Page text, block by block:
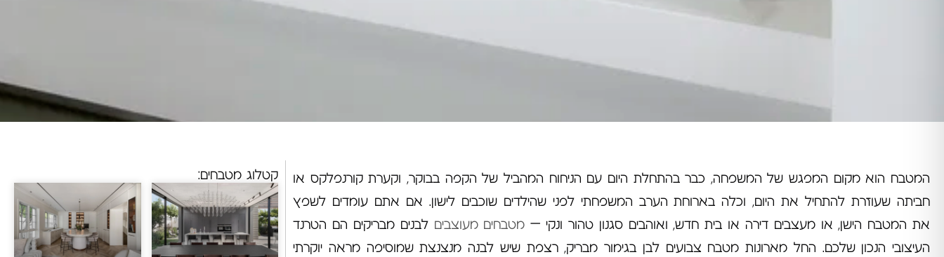
המטבח הוא מקום המפגש של המשפחה, כבר בהתחלת היום עם הניחוח המהביל של הקפה בבוקר, וקערת קורנפלקס או
חביתה שעוזרת להתחיל את היום, וכלה בארוחת הערב המשפחתי לפני שהילדים שוכבים לישון. אם אתם עומדים לשפץ
את המטבח הישן, או מעצבים דירה או בית חדש, ואוהבים סגנון טהור ונקי – מטבחים מעוצבים לבנים מבריקים הם הטרנד
העיצובי הנכון שלכם. החל מארונות מטבח צבועים לבן בגימור מבריק, רצפת שיש לבנה מנצנצת שמוסיפה מראה יוקרתי
קטלוג מטבחים: